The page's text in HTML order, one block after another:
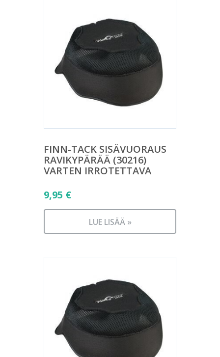
FINN-TACK SISÄVUORAUS
RAVIKYPÄRÄÄ (30216)
VARTEN IRROTETTAVA
9,95 €
LUE LISÄÄ »